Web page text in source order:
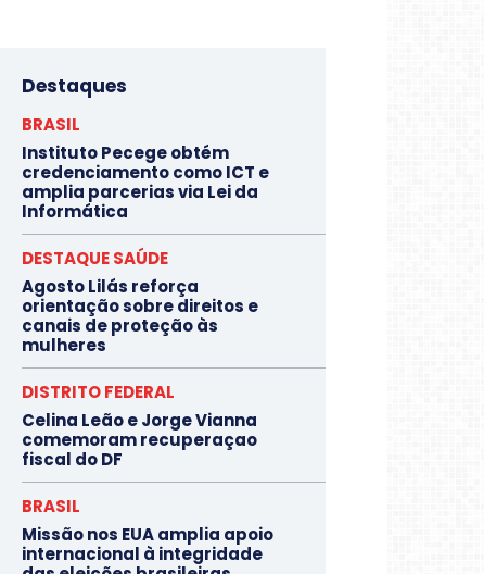
Destaques
BRASIL
Instituto Pecege obtém
credenciamento como ICT e
amplia parcerias via Lei da
Informática
DESTAQUE SAÚDE
Agosto Lilás reforça
orientação sobre direitos e
canais de proteção às
mulheres
DISTRITO FEDERAL
Celina Leão e Jorge Vianna
comemoram recuperaçao
fiscal do DF
BRASIL
Missão nos EUA amplia apoio
internacional à integridade